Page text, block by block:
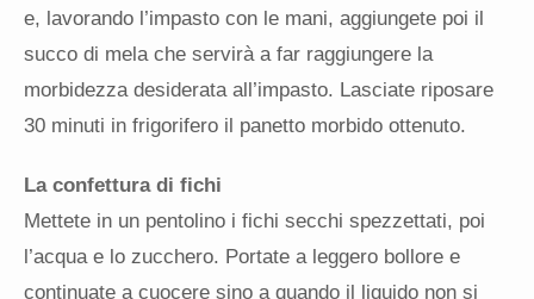
e, lavorando l’impasto con le mani, aggiungete poi il
succo di mela che servirà a far raggiungere la
morbidezza desiderata all’impasto. Lasciate riposare
30 minuti in frigorifero il panetto morbido ottenuto.
La confettura di fichi
Mettete in un pentolino i fichi secchi spezzettati, poi
l’acqua e lo zucchero. Portate a leggero bollore e
continuate a cuocere sino a quando il liquido non si